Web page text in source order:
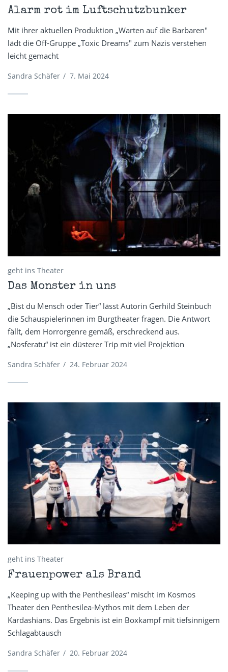
Alarm rot im Luftschutzbunker
Mit ihrer aktuellen Produktion „Warten auf die Barbaren"
lädt die Off-Gruppe „Toxic Dreams" zum Nazis verstehen
leicht gemacht
Sandra Schäfer / 7. Mai 2024
geht ins Theater
Das Monster in uns
„Bist du Mensch oder Tier“ lässt Autorin Gerhild Steinbuch
die Schauspielerinnen im Burgtheater fragen. Die Antwort
fällt, dem Horrorgenre gemäß, erschreckend aus.
„Nosferatu“ ist ein düsterer Trip mit viel Projektion
Sandra Schäfer / 24. Februar 2024
geht ins Theater
Frauenpower als Brand
„Keeping up with the Penthesileas“ mischt im Kosmos
Theater den Penthesilea-Mythos mit dem Leben der
Kardashians. Das Ergebnis ist ein Boxkampf mit tiefsinnigem
Schlagabtausch
Sandra Schäfer / 20. Februar 2024